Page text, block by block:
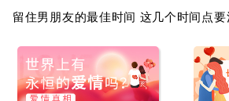
留住男朋友的最佳时间 这几个时间点要